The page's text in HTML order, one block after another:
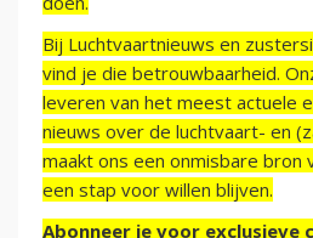
Bij Luchtvaartnieuws en
vind je die betrouwbaarheid.
leveren van het meest actuele
nieuws over de luchtvaart- en
maakt ons een onmisbare bron
een stap voor willen blijven.
Abonneer je voor exclusieve